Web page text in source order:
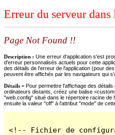
Erreur du serveur
Page Not Found !!
Description : Une erreur d'application s'est
d'erreur personnalisés actuels pour cette
des détails de l'erreur de l'application (pour
peuvent être affichés par les navigateurs qui
Détails = Pour permettre l'affichage des
ordinateurs distants, créez une balise
"web.config" situé dans le répertoire racine de
ensuite la valeur "off" à l'attribut "mode" de
<!-- Fichier de